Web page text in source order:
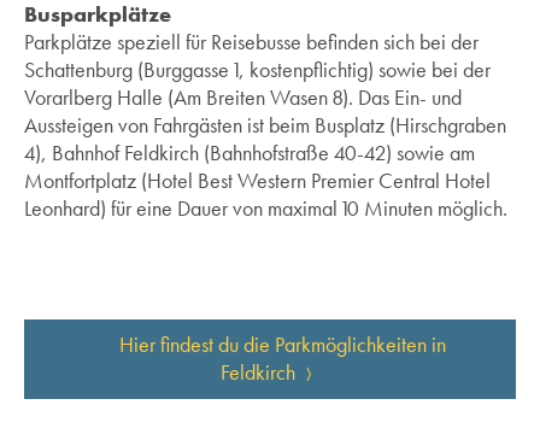
Busparkplätze
Parkplätze speziell für Reisebusse befinden sich bei der
Schattenburg (Burggasse 1, kostenpflichtig) sowie bei der
Vorarlberg Halle (Am Breiten Wasen 8). Das Ein- und
Aussteigen von Fahrgästen ist beim Busplatz (Hirschgraben
4), Bahnhof Feldkirch (Bahnhofstraße 40-42) sowie am
Montfortplatz (Hotel Best Western Premier Central Hotel
Leonhard) für eine Dauer von maximal 10 Minuten möglich.
Hier findest du die Parkmöglichkeiten in
Feldkirch